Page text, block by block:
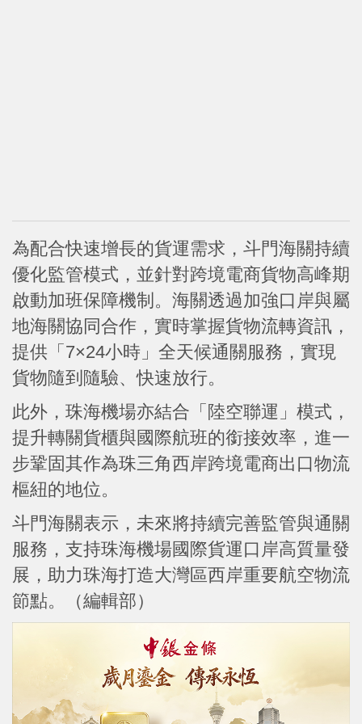
為配合快速增長的貨運需求，斗門海關持續
優化監管模式，並針對跨境電商貨物高峰期
啟動加班保障機制。海關透過加強口岸與屬
地海關協同合作，實時掌握貨物流轉資訊，
提供「7×24小時」全天候通關服務，實現
貨物隨到隨驗、快速放行。
此外，珠海機場亦結合「陸空聯運」模式，
提升轉關貨櫃與國際航班的銜接效率，進一
步鞏固其作為珠三角西岸跨境電商出口物流
樞紐的地位。
斗門海關表示，未來將持續完善監管與通關
服務，支持珠海機場國際貨運口岸高質量發
展，助力珠海打造大灣區西岸重要航空物流
節點。（編輯部）